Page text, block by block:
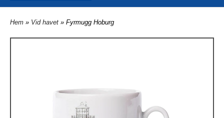
Hem » Vid havet » Fyrmugg Hoburg